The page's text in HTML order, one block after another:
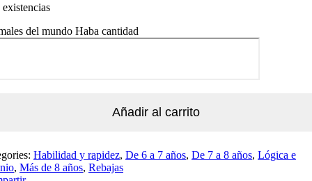
del mundo Haba cantidad
Añadir al carrito
Habilidad y rapidez, De 6 a 7 años, De 7 a 8 años, Lógica e
, Más de 8 años, Rebajas